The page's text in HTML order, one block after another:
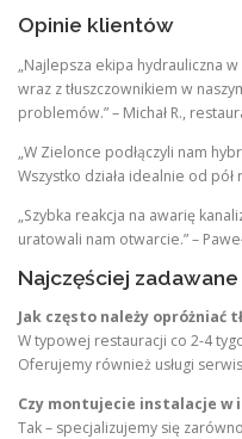
Opinie klientów
„Najlepsza ekipa hydrauliczna
wraz z tłuszczownikiem w
problemów.” – Michał R.,
„W Zielonce podłączyli nam
Wszystko działa idealnie od pół
„Szybka reakcja na awarię
uratowali nam otwarcie.” –
Najczęściej zadawane
Jak często należy opróżniać
W typowej restauracji co 2-4
Oferujemy również usługi
Czy montujecie instalacje w
Tak – specjalizujemy się